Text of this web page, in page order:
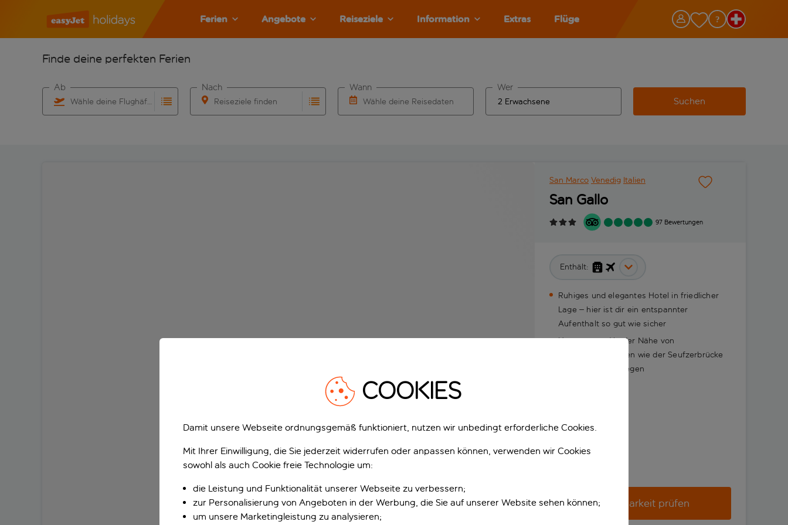
Ferien Angebote Reiseziele Information Extras Flüge
Finde deine perfekten Ferien
Wähle deine Flughäfen
Ab
Reiseziele finden
Nach
Wähle deine Reisedaten
Wann Wer
Suchen
San Marco Venedig Italien
San Gallo
97 Bewertungen
Enthält:
Ruhiges und elegantes Hotel in friedlicher
Lage – hier ist dir ein entspannter
Aufenthalt so gut wie sicher
Hervorragend in der Nähe von
Sehenswürdigkeiten wie der Seufzerbrücke
und La Fenice gelegen
Verfügbarkeit prüfen
COOKIES
Damit unsere Webseite ordnungsgemäß funktioniert, nutzen wir unbedingt erforderliche Cookies.
Mit Ihrer Einwilligung, die Sie jederzeit widerrufen oder anpassen können, verwenden wir Cookies
sowohl als auch Cookie freie Technologie um:
die Leistung und Funktionalität unserer Webseite zu verbessern;
zur Personalisierung von Angeboten in der Werbung, die Sie auf unserer Website sehen können;
um unsere Marketingleistung zu analysieren;